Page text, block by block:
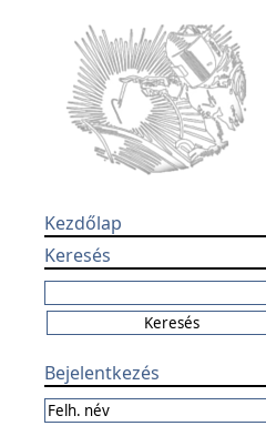
Kezdőlap
Keresés
Bejelentkezés